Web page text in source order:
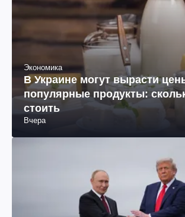
Экономика
В Украине могут вырасти
популярные продукты:
стоить
Вчера